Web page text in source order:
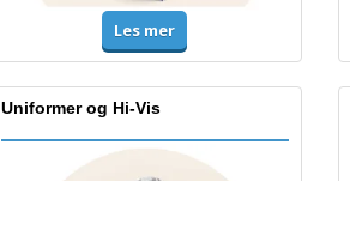
Les mer
Uniformer og Hi-Vis